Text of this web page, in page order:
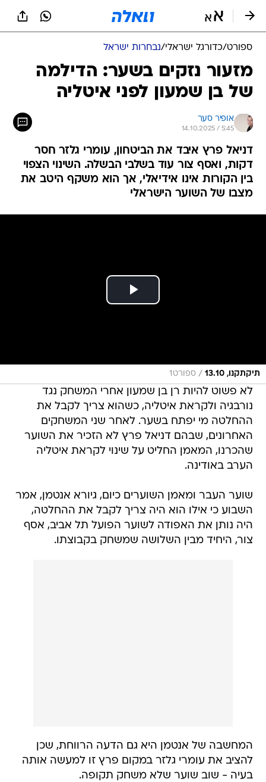
ספורט/כדורגל ישראלי/נבחרות ישראל
מזעור נזקים בשער: הדילמה
של בן שמעון לפני איטליה
אופיר סער
14.10.2025 / 5:45
דניאל פרץ איבד את הביטחון, עומרי גלזר חסר
דקות, ואסף צור עוד בשלבי הבשלה. השינוי הצפוי
בין הקורות אינו אידיאלי, אך הוא משקף היטב את
מצבו של השוער הישראלי
תיקתקנו, 13.10 / ספורט1
לא פשוט להיות רן בן שמעון אחרי המשחק נגד
נורבגיה ולקראת איטליה, כשהוא צריך לקבל את
ההחלטה מי יפתח בשער. לאחר שני המשחקים
האחרונים, שבהם דניאל פרץ לא הזכיר את השוער
שהכרנו, המאמן החליט על שינוי לקראת איטליה
הערב באודינה.
שוער העבר ומאמן השוערים כיום, גיורא אנטמן, אמר
השבוע כי אילו הוא היה צריך לקבל את ההחלטה,
היה נותן את האפודה לשוער הפועל תל אביב, אסף
צור, היחיד מבין השלושה שמשחק בקבוצתו.
המחשבה של אנטמן היא גם הדעה הרווחת, שכן
להציב את עומרי גלזר במקום פרץ זו למעשה אותה
בעיה - שוב שוער שלא משחק תקופה.